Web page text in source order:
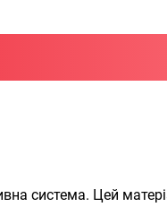
система. Цей